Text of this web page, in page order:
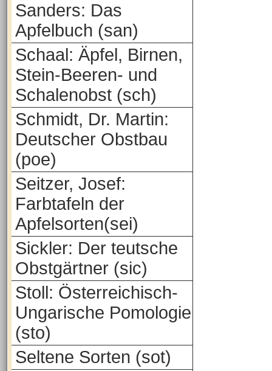
Sanders: Das
Apfelbuch (san)
Schaal: Äpfel, Birnen,
Stein-Beeren- und
Schalenobst (sch)
Schmidt, Dr. Martin:
Deutscher Obstbau
(poe)
Seitzer, Josef:
Farbtafeln der
Apfelsorten(sei)
Sickler: Der teutsche
Obstgärtner (sic)
Stoll: Österreichisch-
Ungarische Pomologie
(sto)
Seltene Sorten (sot)